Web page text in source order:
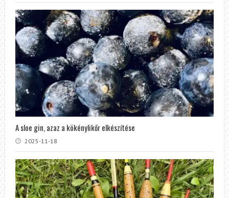
A sloe gin, azaz a kökénylikőr elkészítése
2025-11-18